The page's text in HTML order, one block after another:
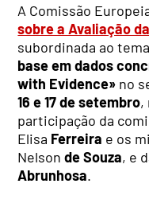
A Comissão
sobre a Avaliação
subordinada ao tema
base em dados
with Evidence» no
16 e 17 de setembro,
participação da
Elisa Ferreira e os
Nelsonde Souza, e
Abrunhosa.